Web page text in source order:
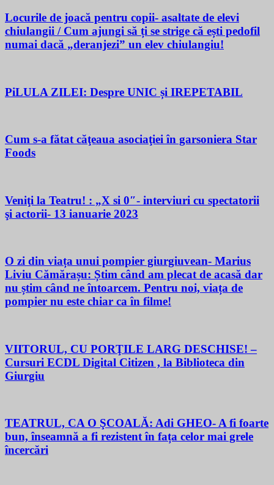
Locurile de joacă pentru copii- asaltate de elevi
chiulangii / Cum ajungi să ți se strige că ești pedofil
numai dacă „deranjezi” un elev chiulangiu!
PiLULA ZILEI: Despre UNIC și IREPETABIL
Cum s-a fătat căţeaua asociaţiei în garsoniera Star
Foods
Veniţi la Teatru! : „X si 0″- interviuri cu spectatorii
şi actorii- 13 ianuarie 2023
O zi din viața unui pompier giurgiuvean- Marius
Liviu Cămărașu: Știm când am plecat de acasă dar
nu știm când ne întoarcem. Pentru noi, viața de
pompier nu este chiar ca în filme!
VIITORUL, CU PORŢILE LARG DESCHISE! –
Cursuri ECDL Digital Citizen , la Biblioteca din
Giurgiu
TEATRUL, CA O ŞCOALĂ: Adi GHEO- A fi foarte
bun, înseamnă a fi rezistent în fața celor mai grele
încercări